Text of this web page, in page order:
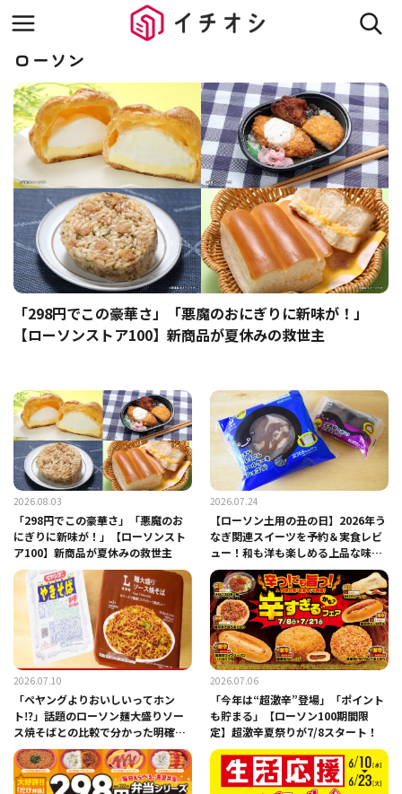
ローソン
「298円でこの豪華さ」「悪魔のおにぎりに新味が！」
【ローソンストア100】新商品が夏休みの救世主
2026.08.03
「298円でこの豪華さ」「悪魔のお
にぎりに新味が！」【ローソンスト
ア100】新商品が夏休みの救世主
2026.07.24
【ローソン土用の丑の日】2026年う
なぎ関連スイーツを予約＆実食レビ
ュー！和も洋も楽しめる上品な味わ
い
2026.07.10
「ペヤングよりおいしいってホン
ト⁉」話題のローソン麺大盛りソー
ス焼そばとの比較で分かった明確な
違いとは？
2026.07.06
「今年は“超激辛”登場」「ポイント
も貯まる」【ローソン100期間限
定】超激辛夏祭りが7/8スタート！